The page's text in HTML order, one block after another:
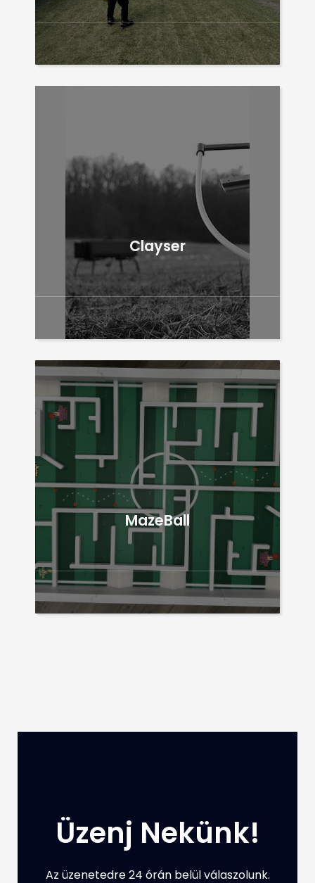
Clayser
MazeBall
Üzenj Nekünk!
Az üzenetedre 24 órán belül válaszolunk.